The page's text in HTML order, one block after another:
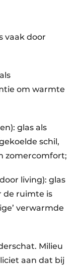
vaak door
om warmte
glas als
schil,
zomercomfort;
living): glas
de ruimte is
verwarmde
Milieu
aan dat bij